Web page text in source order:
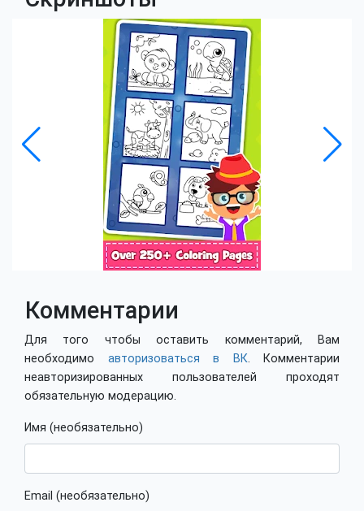
Комментарии
Для того чтобы оставить комментарий, Вам
необходимо авторизоваться в ВК. Комментарии
неавторизированных пользователей проходят
обязательную модерацию.
Имя (необязательно)
Email (необязательно)